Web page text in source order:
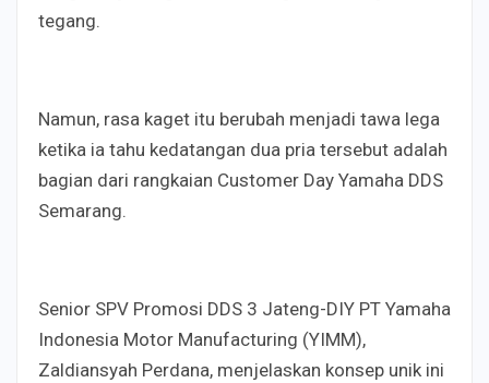
tegang.
Namun, rasa kaget itu berubah menjadi tawa lega
ketika ia tahu kedatangan dua pria tersebut adalah
bagian dari rangkaian Customer Day Yamaha DDS
Semarang.
Senior SPV Promosi DDS 3 Jateng-DIY PT Yamaha
Indonesia Motor Manufacturing (YIMM),
Zaldiansyah Perdana, menjelaskan konsep unik ini